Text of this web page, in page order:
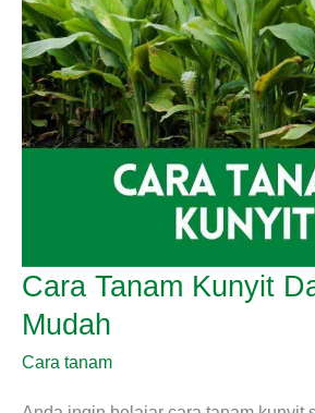
Cara Tanam Kunyit
Mudah
Cara tanam